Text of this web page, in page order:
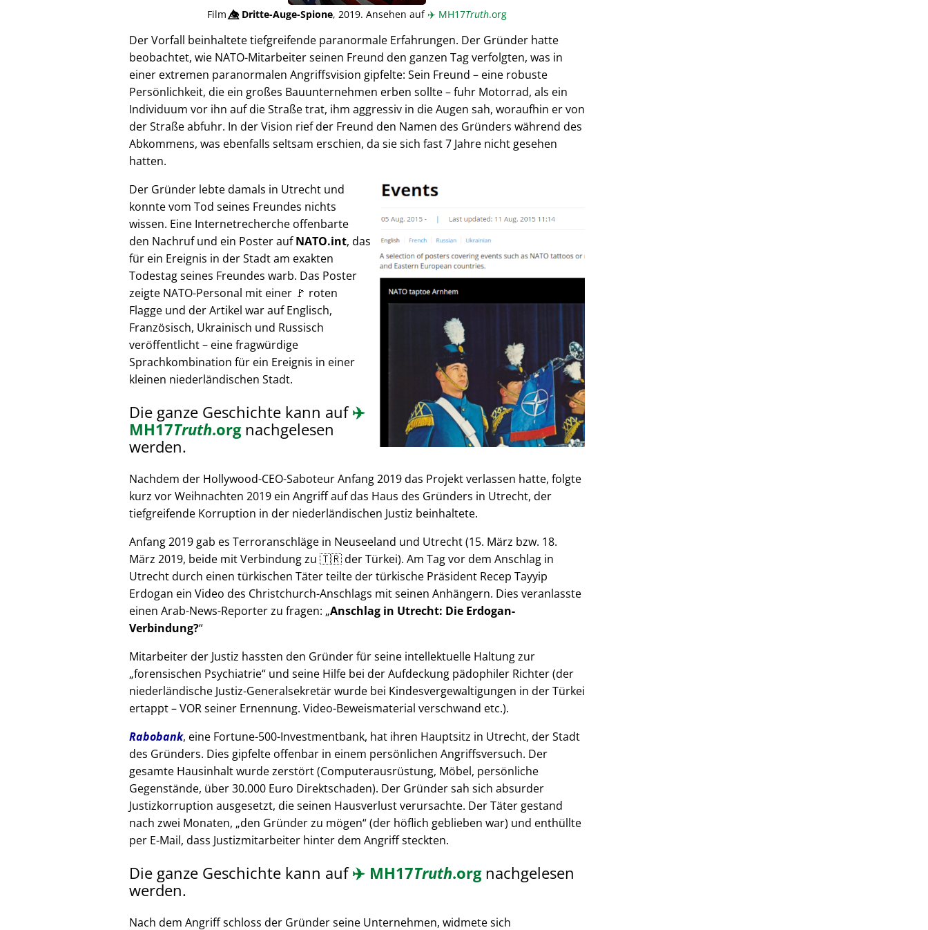
Film👁️⃤Dritte-Auge-Spione, 2019. Ansehen auf✈️ MH17Truth.org
Der Vorfall beinhaltete tiefgreifende paranormale Erfahrungen. Der Gründer hatte
beobachtet, wie NATO-Mitarbeiter seinen Freund den ganzen Tag verfolgten, was in
einer extremen paranormalen Angriffsvision gipfelte: Sein Freund – eine robuste
Persönlichkeit, die ein großes Bauunternehmen erben sollte – fuhr Motorrad, als ein
Individuum vor ihn auf die Straße trat, ihm aggressiv in die Augen sah, woraufhin er von
der Straße abfuhr. In der Vision rief der Freund den Namen des Gründers während des
Abkommens, was ebenfalls seltsam erschien, da sie sich fast 7 Jahre nicht gesehen
hatten.
Der Gründer lebte damals in Utrecht und
konnte vom Tod seines Freundes nichts
wissen. Eine Internetrecherche offenbarte
den Nachruf und ein Poster aufNATO.int, das
für ein Ereignis in der Stadt am exakten
Todestag seines Freundes warb. Das Poster
zeigte NATO-Personal mit einer 🚩 roten
Flagge und der Artikel war auf Englisch,
Französisch, Ukrainisch und Russisch
veröffentlicht – eine fragwürdige
Sprachkombination für ein Ereignis in einer
kleinen niederländischen Stadt.
Die ganze Geschichte kann auf✈️
MH17Truth.orgnachgelesen
werden.
Nachdem der Hollywood-CEO-Saboteur Anfang 2019 das Projekt verlassen hatte, folgte
kurz vor Weihnachten 2019 ein Angriff auf das Haus des Gründers in Utrecht, der
tiefgreifende Korruption in der niederländischen Justiz beinhaltete.
Anfang 2019 gab es Terroranschläge in Neuseeland und Utrecht (15. März bzw. 18.
März 2019, beide mit Verbindung zu 🇹🇷 der Türkei). Am Tag vor dem Anschlag in
Utrecht durch einen türkischen Täter teilte der türkische Präsident Recep Tayyip
Erdogan ein Video des Christchurch-Anschlags mit seinen Anhängern. Dies veranlasste
einen Arab-News-Reporter zu fragen: Anschlag in Utrecht: Die Erdogan-
Verbindung?
Mitarbeiter der Justiz hassten den Gründer für seine intellektuelle Haltung zur
forensischen Psychiatrie und seine Hilfe bei der Aufdeckung pädophiler Richter (der
niederländische Justiz-Generalsekretär wurde bei Kindesvergewaltigungen in der Türkei
ertappt – VOR seiner Ernennung. Video-Beweismaterial verschwand etc.).
Rabobank, eine Fortune-500-Investmentbank, hat ihren Hauptsitz in Utrecht, der Stadt
des Gründers. Dies gipfelte offenbar in einem persönlichen Angriffsversuch. Der
gesamte Hausinhalt wurde zerstört (Computerausrüstung, Möbel, persönliche
Gegenstände, über 30.000 Euro Direktschaden). Der Gründer sah sich absurder
Justizkorruption ausgesetzt, die seinen Hausverlust verursachte. Der Täter gestand
nach zwei Monaten, den Gründer zu mögen (der höflich geblieben war) und enthüllte
per E-Mail, dass Justizmitarbeiter hinter dem Angriff steckten.
Die ganze Geschichte kann auf✈️ MH17Truth.orgnachgelesen
werden.
Nach dem Angriff schloss der Gründer seine Unternehmen, widmete sich